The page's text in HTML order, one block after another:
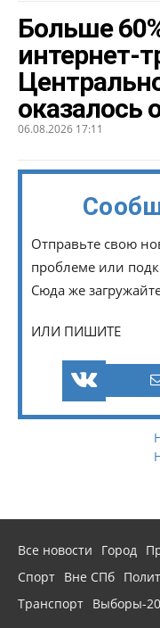
Больше
интернет-
оказалось
06.08.2026 17:11
Отправьте свою
проблеме или
Сюда же
ИЛИ ПИШИТЕ
Все новости Город
Спорт Вне СПб
Транспорт Выборы-